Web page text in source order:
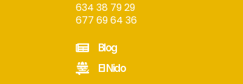
634 38 79 29
677 69 64 36
Blog
El Nido